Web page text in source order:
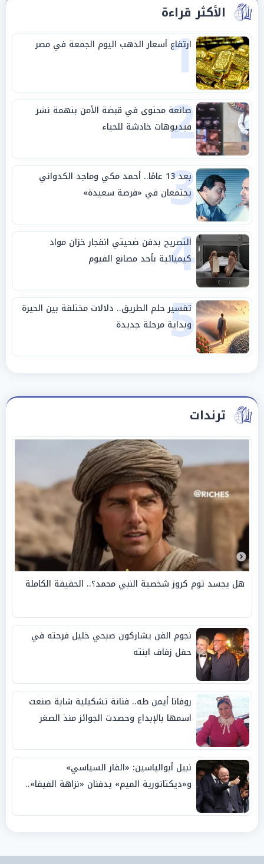
الأكثر قراءة
1
ارتفاع أسعار الذهب اليوم الجمعة في مصر
2
صانعة محتوى في قبضة الأمن بتهمة نشر
فيديوهات خادشة للحياء
3 بعد 13 عامًا.. أحمد مكي وماجد الكدواني
يجتمعان في «فرصة سعيدة»
4
التصريح بدفن ضحيتي انفجار خزان مواد
كيميائية بأحد مصانع الفيوم
5
تفسير حلم الطريق.. دلالات مختلفة بين الحيرة
وبداية مرحلة جديدة
ترندات
هل يجسد توم كروز شخصية النبي محمد؟.. الحقيقة الكاملة
نجوم الفن يشاركون صبحي خليل فرحته في
حفل زفاف ابنته
روفانا أيمن طه.. فنانة تشكيلية شابة صنعت
اسمها بالإبداع وحصدت الجوائز منذ الصغر
نبيل أبوالياسين: «الفار السياسي»
و«ديكتاتورية الميم» يدفنان «نزاهة الفيفا»..